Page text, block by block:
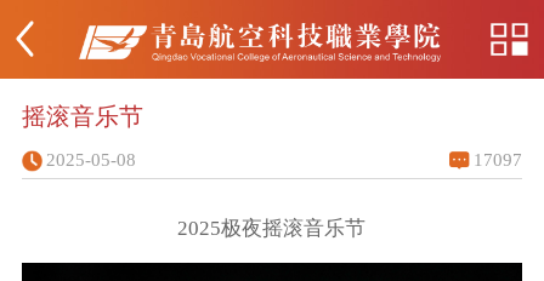
摇滚音乐节
2025-05-08 17097
2025极夜摇滚音乐节